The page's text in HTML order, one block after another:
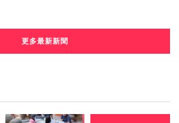
更多最新新聞